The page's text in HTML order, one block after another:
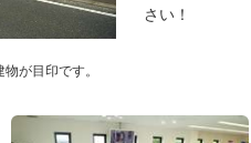
が目印です。
さい！